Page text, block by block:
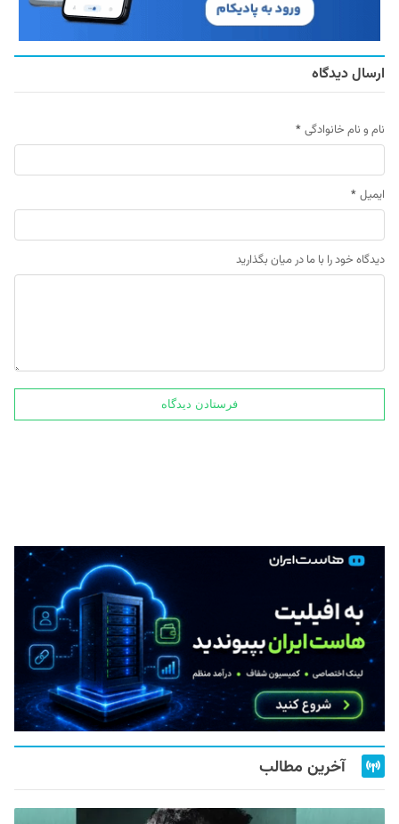
ارسال دیدگاه
نام و نام خانوادگی *
ایمیل *
دیدگاه خود را با ما در میان بگذارید
آخرین مطالب